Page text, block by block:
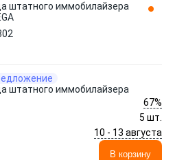
штатного иммобилайзера
штатного иммобилайзера
67%
5 шт.
10 - 13 августа
В корзину